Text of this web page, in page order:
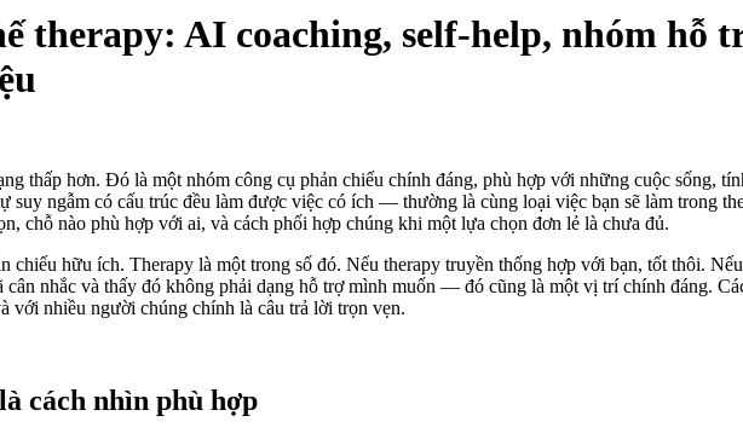
therapy: AI coaching, self-help, nhóm hỗ
thấp hơn. Đó là một nhóm công cụ phản chiếu chính đáng, phù hợp với những cuộc sống,
suy ngẫm có cấu trúc đều làm được việc có ích — thường là cùng loại việc bạn sẽ làm trong
chỗ nào phù hợp với ai, và cách phối hợp chúng khi một lựa chọn đơn lẻ là chưa đủ.
chiếu hữu ích. Therapy là một trong số đó. Nếu therapy truyền thống hợp với bạn, tốt thôi.
cân nhắc và thấy đó không phải dạng hỗ trợ mình muốn — đó cũng là một vị trí chính đáng.
với nhiều người chúng chính là câu trả lời trọn vẹn.
cách nhìn phù hợp